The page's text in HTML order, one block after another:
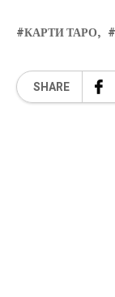
КАРТИ ТАРО
SHARE